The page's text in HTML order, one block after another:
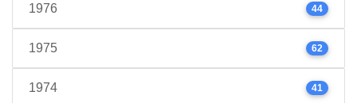
1976 44
1975 62
1974 41